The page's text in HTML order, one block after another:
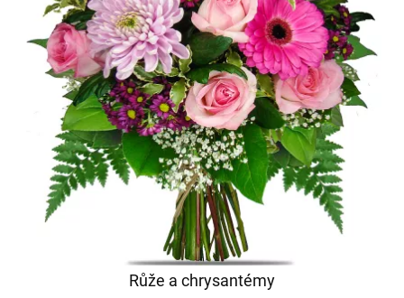
Růže a chrysantémy